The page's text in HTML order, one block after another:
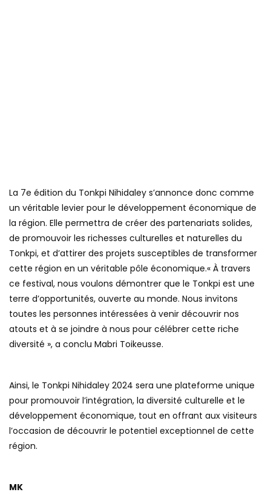
La 7e édition du Tonkpi Nihidaley s’annonce donc comme
un véritable levier pour le développement économique de
la région. Elle permettra de créer des partenariats solides,
de promouvoir les richesses culturelles et naturelles du
Tonkpi, et d’attirer des projets susceptibles de transformer
cette région en un véritable pôle économique.« À travers
ce festival, nous voulons démontrer que le Tonkpi est une
terre d’opportunités, ouverte au monde. Nous invitons
toutes les personnes intéressées à venir découvrir nos
atouts et à se joindre à nous pour célébrer cette riche
diversité », a conclu Mabri Toikeusse.
Ainsi, le Tonkpi Nihidaley 2024 sera une plateforme unique
pour promouvoir l’intégration, la diversité culturelle et le
développement économique, tout en offrant aux visiteurs
l’occasion de découvrir le potentiel exceptionnel de cette
région.
MK